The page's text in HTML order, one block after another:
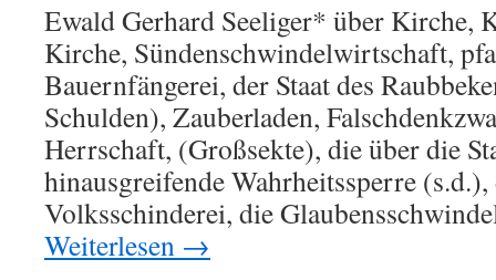
Ewald Gerhard Seeliger* über Kirche,
Kirche, Sündenschwindelwirtschaft,
Bauernfängerei, der Staat des
Schulden), Zauberladen,
Herrschaft, (Großsekte), die über die
hinausgreifende Wahrheitssperre
Volksschinderei, die
Weiterlesen →